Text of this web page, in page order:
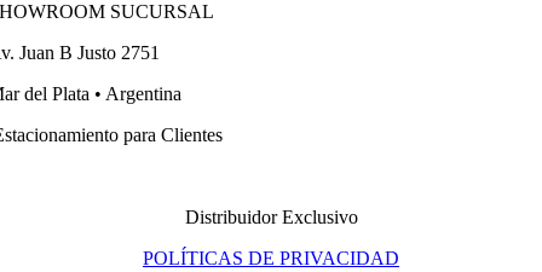
SUCURSAL
Juan B Justo 2751
del Plata • Argentina
para Clientes
Distribuidor Exclusivo
POLÍTICAS DE PRIVACIDAD